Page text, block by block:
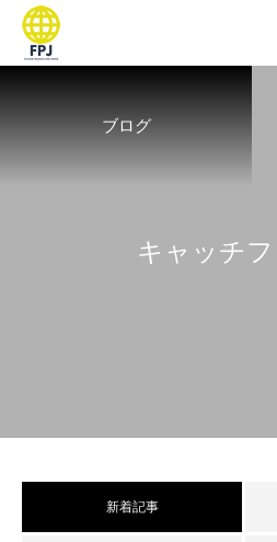
ブログ
キ ャ ッ チフ
新着記事